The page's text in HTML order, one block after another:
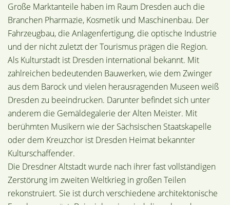
Große Marktanteile haben im Raum Dresden auch die
Branchen Pharmazie, Kosmetik und Maschinenbau. Der
Fahrzeugbau, die Anlagenfertigung, die optische Industrie
und der nicht zuletzt der Tourismus prägen die Region.
Als Kulturstadt ist Dresden international bekannt. Mit
zahlreichen bedeutenden Bauwerken, wie dem Zwinger
aus dem Barock und vielen herausragenden Museen weiß
Dresden zu beeindrucken. Darunter befindet sich unter
anderem die Gemäldegalerie der Alten Meister. Mit
berühmten Musikern wie der Sächsischen Staatskapelle
oder dem Kreuzchor ist Dresden Heimat bekannter
Kulturschaffender.
Die Dresdner Altstadt wurde nach ihrer fast vollständigen
Zerstörung im zweiten Weltkrieg in großen Teilen
rekonstruiert. Sie ist durch verschiedene architektonische